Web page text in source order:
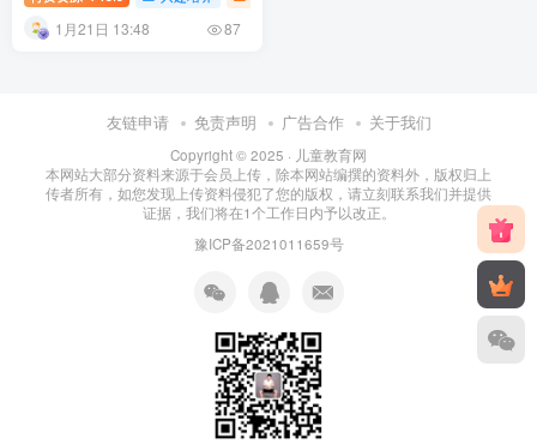
1月21日 13:48 87
友链申请 免责声明 广告合作 关于我们
Copyright © 2025 · 儿童教育网
本网站大部分资料来源于会员上传，除本网站编撰的资料外，版权归上
传者所有，如您发现上传资料侵犯了您的版权，请立刻联系我们并提供
证据，我们将在1个工作日内予以改正。
豫ICP备2021011659号